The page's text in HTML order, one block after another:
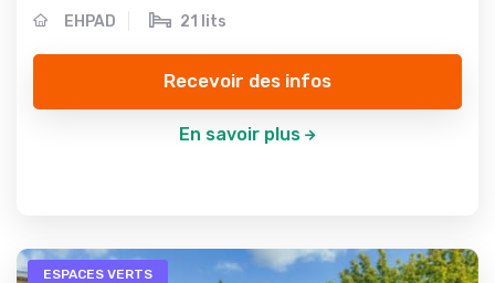
EHPAD 21 lits
Recevoir des infos
En savoir plus
ESPACES VERTS